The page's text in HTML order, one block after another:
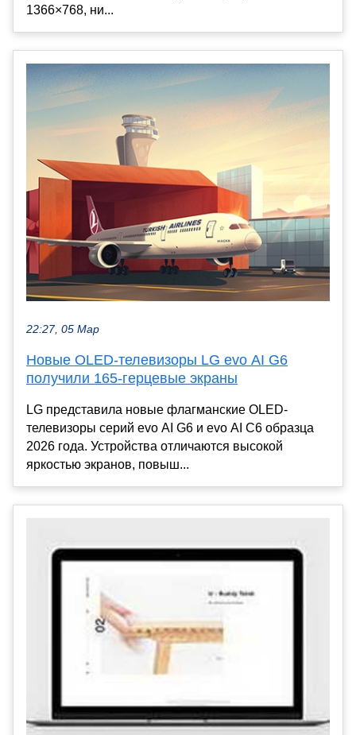
1366×768, ни...
22:27, 05 Мар
Новые OLED-телевизоры LG evo AI G6
получили 165-герцевые экраны
LG представила новые флагманские OLED-
телевизоры серий evo AI G6 и evo AI C6 образца
2026 года. Устройства отличаются высокой
яркостью экранов, повыш...